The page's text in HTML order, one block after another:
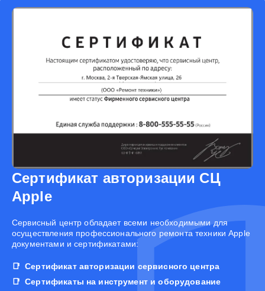
Сертификат авторизации СЦ
Apple
Cервисный центр обладает всеми необходимыми для
осуществления профессионального ремонта техники Apple
документами и сертификатами:
Сертификат авторизации сервисного центра
Сертификаты на инструмент и оборудование